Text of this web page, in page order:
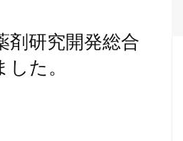
剤研究開発総合
た。